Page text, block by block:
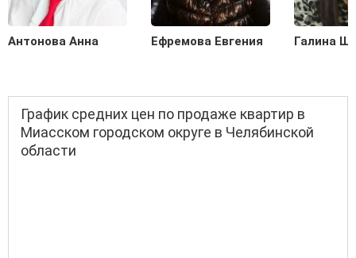
Антонова Анна Ефремова Евгения Галина
График средних цен по продаже квартир в
Миасском городском округе в Челябинской
области